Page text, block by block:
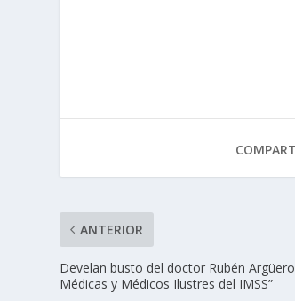
ANTERIOR
Develan busto del doctor Rubén
Médicas y Médicos Ilustres del IMSS”